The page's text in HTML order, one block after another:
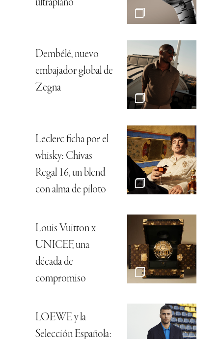
ultraplano
Dembélé, nuevo
embajador global de
Zegna
Leclerc ficha por el
whisky: Chivas
Regal 16, un blend
con alma de piloto
Louis Vuitton x
UNICEF, una
década de
compromiso
LOEWE y la
Selección Española: